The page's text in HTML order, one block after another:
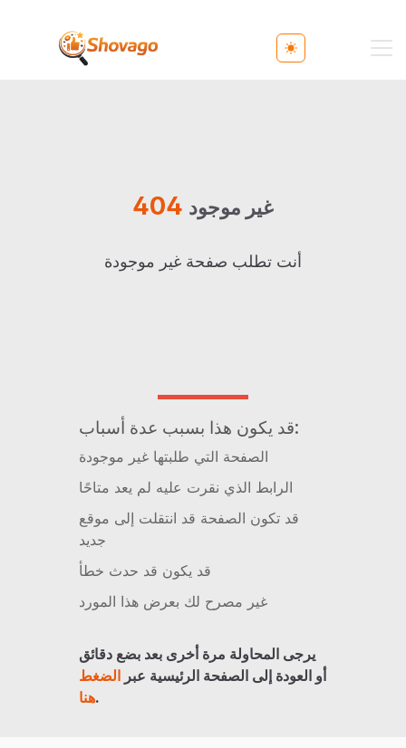
Toggle theme
404 غير موجود
أنت تطلب صفحة غير موجودة
قد يكون هذا بسبب عدة أسباب:
الصفحة التي طلبتها غير موجودة
الرابط الذي نقرت عليه لم يعد متاحًا
قد تكون الصفحة قد انتقلت إلى موقع
جديد
قد يكون قد حدث خطأ
غير مصرح لك بعرض هذا المورد
يرجى المحاولة مرة أخرى بعد بضع دقائق
أو العودة إلى الصفحة الرئيسية عبرالضغط
هنا.